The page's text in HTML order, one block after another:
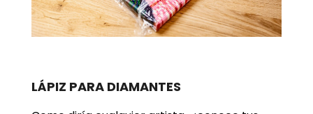
LÁPIZ PARA DIAMANTES